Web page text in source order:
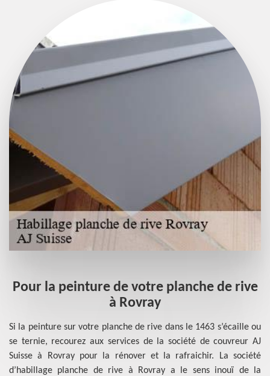
Pour la peinture de votre planche de rive
à Rovray
Si la peinture sur votre planche de rive dans le 1463 s’écaille ou
se ternie, recourez aux services de la société de couvreur AJ
Suisse à Rovray pour la rénover et la rafraichir. La société
d’habillage planche de rive à Rovray a le sens inouï de la